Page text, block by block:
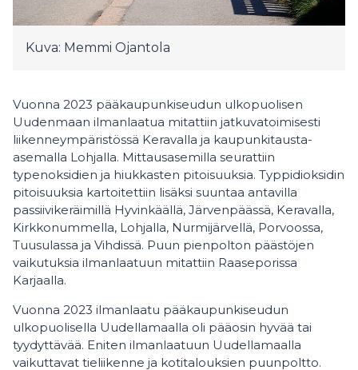
Kuva: Memmi Ojantola
Vuonna 2023 pääkaupunkiseudun ulkopuolisen
Uudenmaan ilmanlaatua mitattiin jatkuvatoimisesti
liikenneympäristössä Keravalla ja kaupunkitausta-
asemalla Lohjalla. Mittausasemilla seurattiin
typenoksidien ja hiukkasten pitoisuuksia. Typpidioksidin
pitoisuuksia kartoitettiin lisäksi suuntaa antavilla
passiivikeräimillä Hyvinkäällä, Järvenpäässä, Keravalla,
Kirkkonummella, Lohjalla, Nurmijärvellä, Porvoossa,
Tuusulassa ja Vihdissä. Puun pienpolton päästöjen
vaikutuksia ilmanlaatuun mitattiin Raaseporissa
Karjaalla.
Vuonna 2023 ilmanlaatu pääkaupunkiseudun
ulkopuolisella Uudellamaalla oli pääosin hyvää tai
tyydyttävää. Eniten ilmanlaatuun Uudellamaalla
vaikuttavat tieliikenne ja kotitalouksien puunpoltto.